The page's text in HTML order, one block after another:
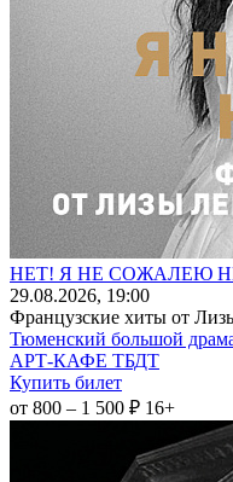
НЕТ! Я НЕ СОЖАЛЕЮ
29.08.2026, 19:00
Французские хиты от
Тюменский большой
АРТ-КАФЕ ТБДТ
Купить билет
от 800 – 1 500 ₽ 16+